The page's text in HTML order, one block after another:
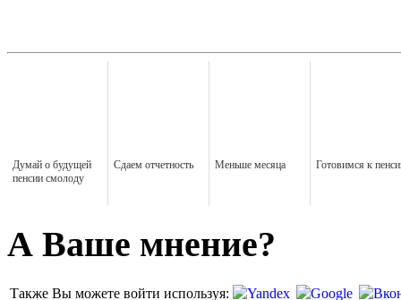
Думай о будущей
пенсии смолоду
Сдаем отчетность Меньше месяца Готовимся к
А Ваше мнение?
Также Вы можете войти используя: